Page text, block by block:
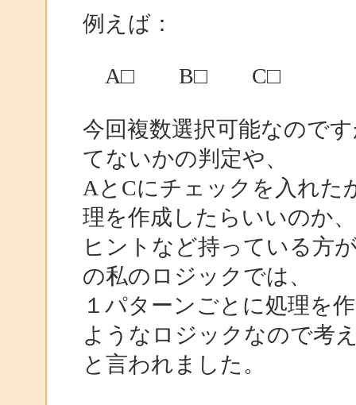
例えば：
A□ B□ C□
今回複数選択可能なので
てないかの判定や、
AとCにチェックを入れた
理を作成したらいいのか、
ヒントなど持っている方
の私のロジックでは、
１パターンごとに処理を
ようなロジックなので考
と言われました。